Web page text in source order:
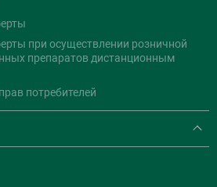
при осуществлении розничной
препаратов дистанционным
потребителей